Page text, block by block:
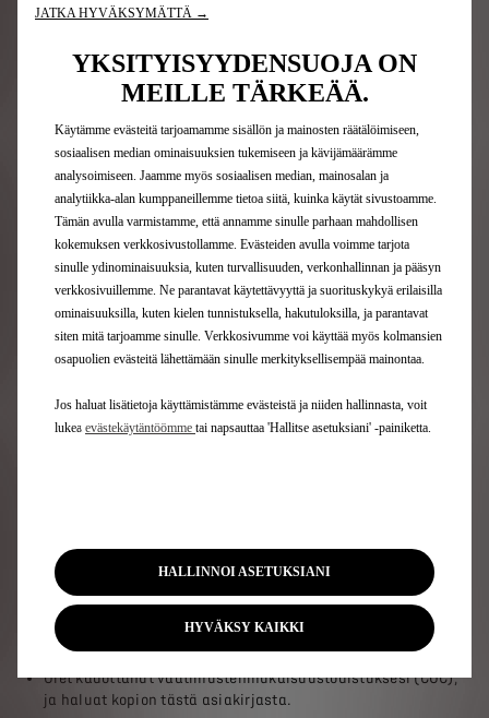
Olitpa sitten yksityishenkilö tai yritys, voit saada
maassa.
Olet ostanut Suomessa rekisteröidyn käytetyn ajoneuvon ja
haluat rekisteröidä sen toisessa Euroopan maassa.
Olet ostanut jossakin Euroopan maassa (paitsi Suomessa)
rekisteröidyn käytetyn ajoneuvon ja haluat rekisteröidä sen
Suomessa.
Olet kadottanut vaatimustenmukaisuustodistuksesi (COC),
ja haluat kopion tästä asiakirjasta.
JATKA HYVÄKSYMÄTTÄ →
YKSITYISYYDENSUOJA ON
MEILLE TÄRKEÄÄ.
Käytämme evästeitä tarjoamamme sisällön ja mainosten räätälöimiseen,
sosiaalisen median ominaisuuksien tukemiseen ja kävijämäärämme
analysoimiseen. Jaamme myös sosiaalisen median, mainosalan ja
analytiikka-alan kumppaneillemme tietoa siitä, kuinka käytät sivustoamme.
Tämän avulla varmistamme, että annamme sinulle parhaan mahdollisen
kokemuksen verkkosivustollamme. Evästeiden avulla voimme tarjota
sinulle ydinominaisuuksia, kuten turvallisuuden, verkonhallinnan ja pääsyn
verkkosivuillemme. Ne parantavat käytettävyyttä ja suorituskykyä erilaisilla
ominaisuuksilla, kuten kielen tunnistuksella, hakutuloksilla, ja parantavat
siten mitä tarjoamme sinulle. Verkkosivumme voi käyttää myös kolmansien
osapuolien evästeitä lähettämään sinulle merkityksellisempää mainontaa.
Jos haluat lisätietoja käyttämistämme evästeistä ja niiden hallinnasta, voit
lukea evästekäytäntöömme tai napsauttaa 'Hallitse asetuksiani' -painiketta.
HALLINNOI ASETUKSIANI
HYVÄKSY KAIKKI